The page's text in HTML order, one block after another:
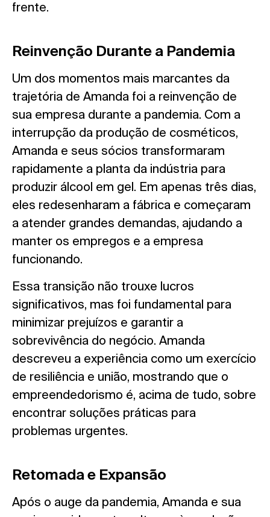
frente.
Reinvenção Durante a Pandemia
Um dos momentos mais marcantes da
trajetória de Amanda foi a reinvenção de
sua empresa durante a pandemia. Com a
interrupção da produção de cosméticos,
Amanda e seus sócios transformaram
rapidamente a planta da indústria para
produzir álcool em gel. Em apenas três dias,
eles redesenharam a fábrica e começaram
a atender grandes demandas, ajudando a
manter os empregos e a empresa
funcionando.
Essa transição não trouxe lucros
significativos, mas foi fundamental para
minimizar prejuízos e garantir a
sobrevivência do negócio. Amanda
descreveu a experiência como um exercício
de resiliência e união, mostrando que o
empreendedorismo é, acima de tudo, sobre
encontrar soluções práticas para
problemas urgentes.
Retomada e Expansão
Após o auge da pandemia, Amanda e sua